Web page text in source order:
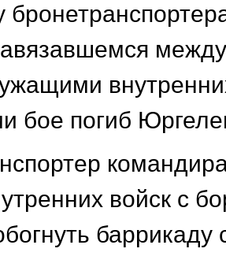
между
бое погиб
войск с